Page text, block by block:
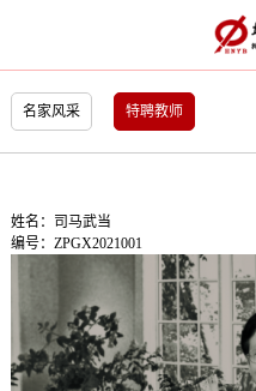
名家风采 特聘教师
姓名：司马武当
编号：ZPGX2021001